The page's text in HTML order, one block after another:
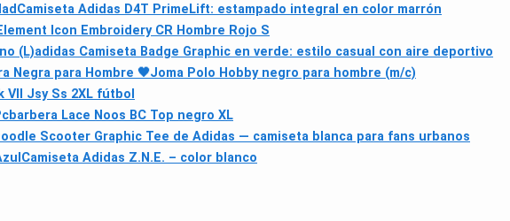
Camiseta Adidas D4T PrimeLift: estampado integral en color marrón
Icon Embroidery CR Hombre Rojo S
(L)adidas Camiseta Badge Graphic en verde: estilo casual con aire deportivo
Negra para Hombre 🖤Joma Polo Hobby negro para hombre (m/c)
VII Jsy Ss 2XL fútbol
Lace Noos BC Top negro XL
Scooter Graphic Tee de Adidas — camiseta blanca para fans urbanos
Camiseta Adidas Z.N.E. – color blanco